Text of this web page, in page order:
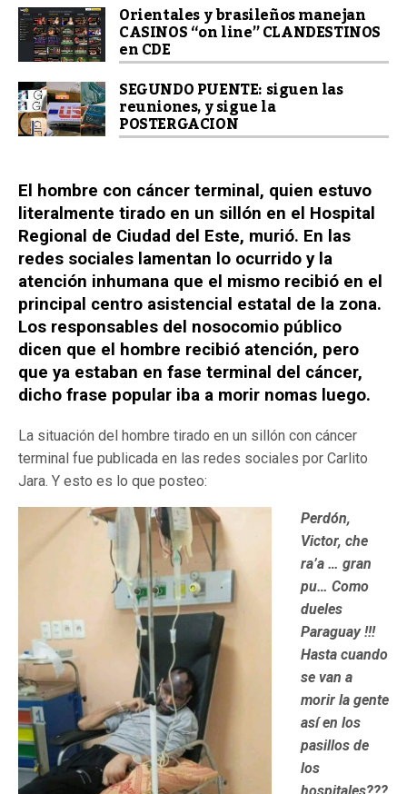
Orientales y brasileños manejan
CASINOS “on line” CLANDESTINOS
en CDE
SEGUNDO PUENTE: siguen las
reuniones, y sigue la
POSTERGACION
El hombre con cáncer terminal, quien estuvo
literalmente tirado en un sillón en el Hospital
Regional de Ciudad del Este, murió. En las
redes sociales lamentan lo ocurrido y la
atención inhumana que el mismo recibió en el
principal centro asistencial estatal de la zona.
Los responsables del nosocomio público
dicen que el hombre recibió atención, pero
que ya estaban en fase terminal del cáncer,
dicho frase popular iba a morir nomas luego.
La situación del hombre tirado en un sillón con cáncer
terminal fue publicada en las redes sociales por Carlito
Jara. Y esto es lo que posteo:
Perdón,
Victor, che
ra’a … gran
pu… Como
dueles
Paraguay !!!
Hasta cuando
se van a
morir la gente
así en los
pasillos de
los